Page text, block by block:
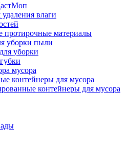
влаги
протирочные материалы
уборки пыли
уборки
мусора
контейнеры для мусора
контейнеры для мусора